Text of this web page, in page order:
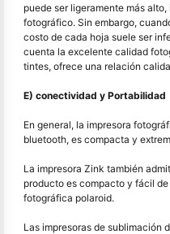
puede ser ligeramente más
fotográfico. Sin embargo,
costo de cada hoja suele ser
cuenta la excelente calidad
tintes, ofrece una relación
E) conectividad y Portabilidad
En general, la impresora
bluetooth, es compacta y
La impresora Zink también
producto es compacto y fácil
fotográfica polaroid.
Las impresoras de sublimación